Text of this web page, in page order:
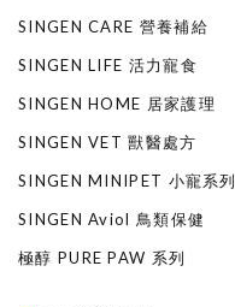
SINGEN CARE 營養補給
SINGEN LIFE 活力寵食
SINGEN HOME 居家護理
SINGEN VET 獸醫處方
SINGEN MINIPET 小寵系列
SINGEN Aviol 鳥類保健
極醇 PURE PAW 系列